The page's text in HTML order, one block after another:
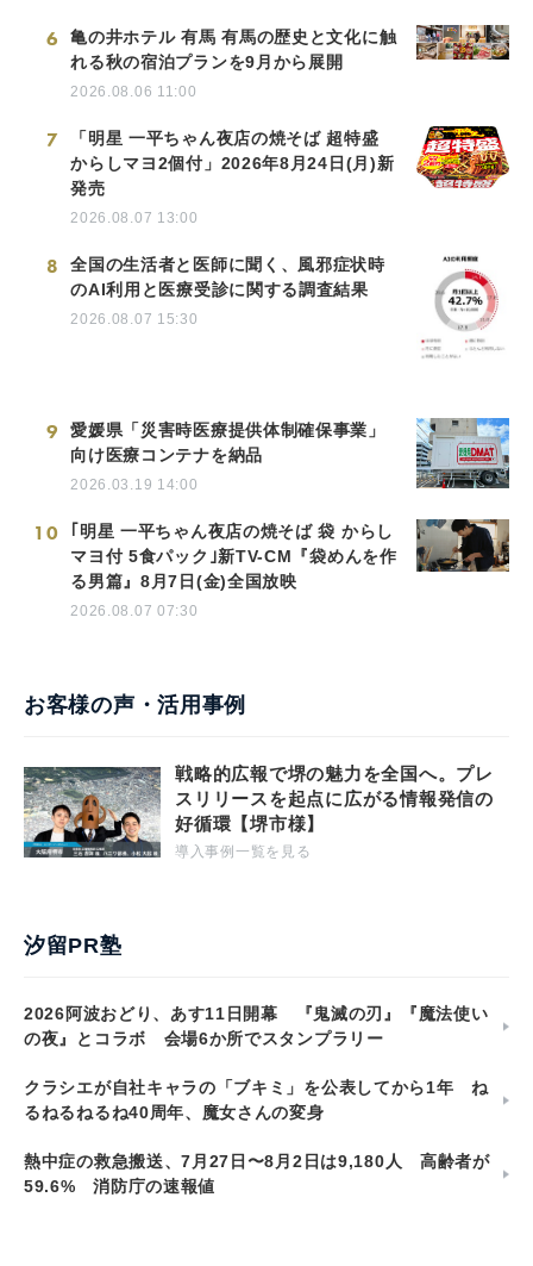
6
亀の井ホテル 有馬 有馬の歴史と文化に触
れる秋の宿泊プランを9月から展開
2026.08.06 11:00
7
「明星 一平ちゃん夜店の焼そば 超特盛
からしマヨ2個付」2026年8月24日(月)新
発売
2026.08.07 13:00
8
全国の生活者と医師に聞く、風邪症状時
のAI利用と医療受診に関する調査結果
2026.08.07 15:30
9
愛媛県「災害時医療提供体制確保事業」
向け医療コンテナを納品
2026.03.19 14:00
10
｢明星 一平ちゃん夜店の焼そば 袋 からし
マヨ付 5食パック｣新TV-CM『袋めんを作
る男篇』8月7日(金)全国放映
2026.08.07 07:30
お客様の声・活用事例
戦略的広報で堺の魅力を全国へ。プレ
スリリースを起点に広がる情報発信の
好循環【堺市様】
導入事例一覧を見る
汐留PR塾
2026阿波おどり、あす11日開幕 『鬼滅の刃』『魔法使い
の夜』とコラボ 会場6か所でスタンプラリー
クラシエが自社キャラの「ブキミ」を公表してから1年 ね
るねるねるね40周年、魔女さんの変身
熱中症の救急搬送、7月27日〜8月2日は9,180人 高齢者が
59.6% 消防庁の速報値